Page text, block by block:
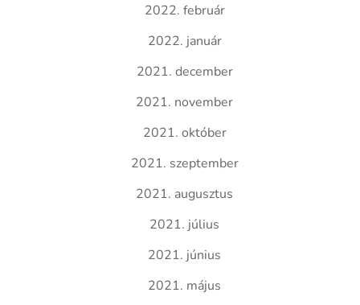
2022. február
2022. január
2021. december
2021. november
2021. október
2021. szeptember
2021. augusztus
2021. július
2021. június
2021. május